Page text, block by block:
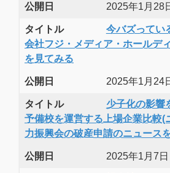
公開日 2025年1月28
タイトル
今バズってい
会社フジ・メディア・ホールデ
を見てみる
公開日 2025年1月24
タイトル
少子化の影響
予備校を運営する上場企業比較(
力振興会の破産申請のニュース
公開日 2025年1月7日